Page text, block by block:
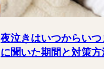
夜泣きはいつからい
に聞いた期間と対策